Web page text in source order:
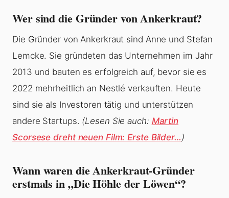
Wer sind die Gründer von Ankerkraut?
Die Gründer von Ankerkraut sind Anne und Stefan
Lemcke. Sie gründeten das Unternehmen im Jahr
2013 und bauten es erfolgreich auf, bevor sie es
2022 mehrheitlich an Nestlé verkauften. Heute
sind sie als Investoren tätig und unterstützen
andere Startups. (Lesen Sie auch: Martin
Scorsese dreht neuen Film: Erste Bilder…)
Wann waren die Ankerkraut-Gründer
erstmals in „Die Höhle der Löwen“?